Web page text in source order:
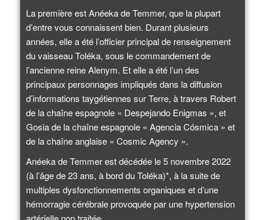
La première est Anéeka de Temmer, que la plupart
d’entre vous connaissent bien. Durant plusieurs
années, elle a été l’officier principal de renseignement
du vaisseau Toléka, sous le commandement de
l’ancienne reine Alenym. Et elle a été l’un des
principaux personnages impliqués dans la diffusion
d’informations taygétiennes sur Terre, à travers Robert
de la chaîne espagnole « Despejando Enigmas », et
Gosia de la chaîne espagnole « Agencia Cósmica » et
de la chaîne anglaise « Cosmic Agency ».
Anéeka de Temmer est décédée le 5 novembre 2022
(à l’âge de 23 ans, à bord du Toléka)*, à la suite de
multiples dysfonctionnements organiques et d’une
hémorragie cérébrale provoquée par une hypertension